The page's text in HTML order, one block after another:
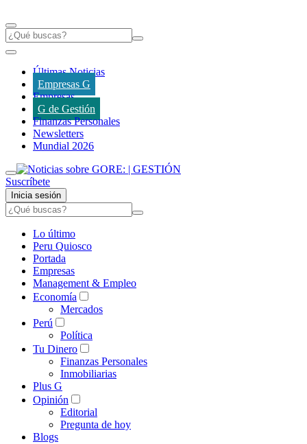
Últimas Noticias
Empresas G
Empresas
G de Gestión
Finanzas Personales
Newsletters
Mundial 2026
Suscríbete
Inicia sesión
Lo último
Peru Quiosco
Portada
Empresas
Management & Empleo
Economía
Mercados
Perú
Política
Tu Dinero
Finanzas Personales
Inmobiliarias
Plus G
Opinión
Editorial
Pregunta de hoy
Blogs